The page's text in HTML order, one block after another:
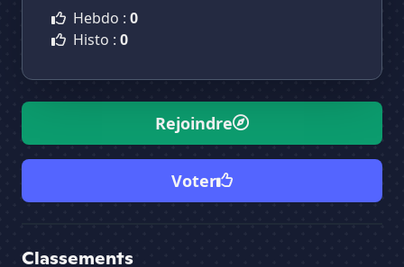
Hebdo : 0
Histo : 0
Rejoindre
Voter
Classements